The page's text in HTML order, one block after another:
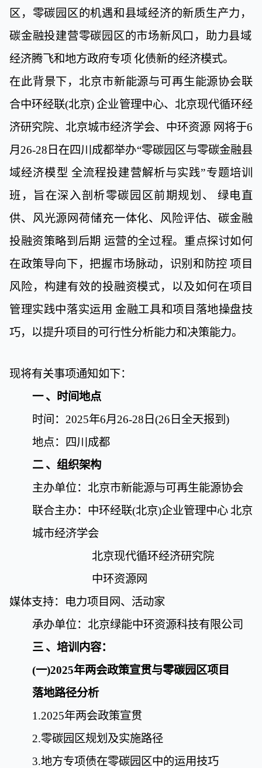
区，零碳园区的机遇和县域经济的新质生产力，
碳金融投建营零碳园区的市场新风口，助力县域
经济腾飞和地方政府专项 化债新的经济模式。
在此背景下，北京市新能源与可再生能源协会联
合中环经联(北京) 企业管理中心、北京现代循环经
济研究院、北京城市经济学会、中环资源 网将于6
月 26-28 日在四川成都举办“零碳园区与零碳金融县
域经济模型 全流程投建营解析与实践”专题培训
班，旨在深入剖析零碳园区前期规划、
绿电直
供、风光源网荷储充一体化、风险评估、碳金融
投融资策略到后期 运营的全过程。重点探讨如何
在政策导向下，把握市场脉动，识别和防控 项目
风险，构建有效的投融资模式，以及如何在项目
管理实践中落实运用 金融工具和项目落地操盘技
巧，以提升项目的可行性分析能力和决策能力。
现将有关事项通知如下：
一 、时间地点
时间： 2025年6月 26-28 日(26 日全天报到 )
地点：四川成都
二 、组织架构
主办单位：北京市新能源与可再生能源协会
联合主办：中环经联(北京)企业管理中心 北京
城市经济学会
北京现代循环经济研究院
中环资源网
媒体支持：电力项目网、活动家
承办单位：北京绿能中环资源科技有限公司
三 、培训内容：
(一)2025年两会政策宣贯与零碳园区项目
落地路径分析
1.2025年两会政策宣贯
2.零碳园区规划及实施路径
3.地方专项债在零碳园区中的运用技巧